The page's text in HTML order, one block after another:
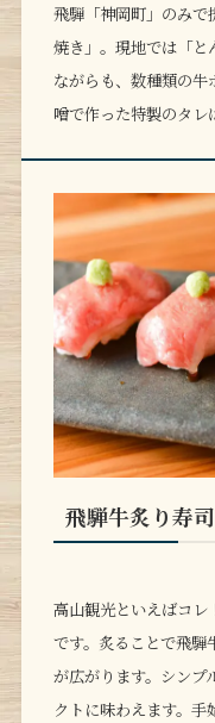
飛騨「神岡町」のみで
焼き」。現地では「と
ながらも、数種類の
噌で作った特製のタレ
飛騨牛炙り寿司
高山観光といえばコ
です。炙ることで飛騨
が広がります。シンプ
クトに味わえます。